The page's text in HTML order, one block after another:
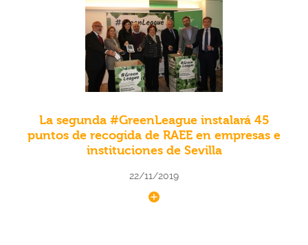
La segunda #GreenLeague instalará 45
puntos de recogida de RAEE en empresas e
instituciones de Sevilla
22/11/2019